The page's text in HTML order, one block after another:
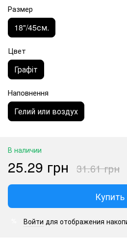
Размер
18"/45см.
Цвет
Графіт
Наповнення
Гелий или воздух
В наличии
25.29 грн 31.61 грн
Купить
Войти для отображения